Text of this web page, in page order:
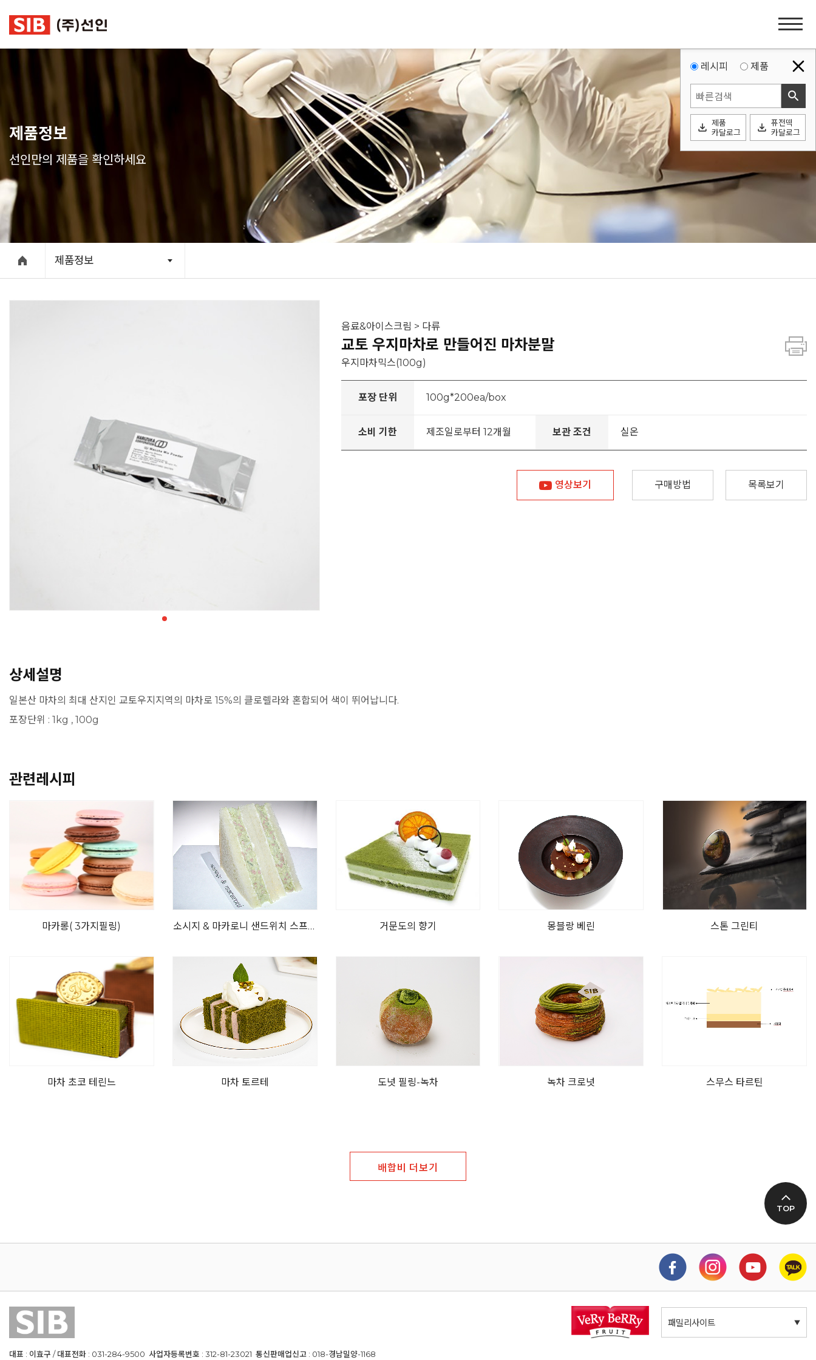
홈
이
게
이
션
제품정보
선인만의 제품을 확인하세요
제품정보
레시피 제품
search
file_download 제품
카달로그
file_download 퓨전떡
카달로그
음료&아이스크림 > 다류
교토 우지마차로 만들어진 마차분말
우지마차믹스(100g)
포장 단위 100g*200ea/box
소비 기한 제조일로부터 12개월 보관 조건 실온
목록보기
구매방법
영상보기
상세설명
일본산 마차의 최대 산지인 교토우지지역의 마차로 15%의 클로렐라와 혼합되어 색이 뛰어납니다.
포장단위 : 1kg , 100g
관련레시피
마카롱( 3가지필링)
소시지 & 마카로니 샌드위치 스프레
거문도의 향기 몽블랑 베린 스톤 그린티
마차 초코 테린느 마차 토르테 도넛 필링-녹차 녹차 크로넛 스무스 타르틴
배합비 더보기
TOP
패밀리사이트
대표 : 이효구 / 대표전화 : 031-284-9500 사업자등록번호 : 312-81-23021 통신판매업신고 : 018-경남밀양-1168